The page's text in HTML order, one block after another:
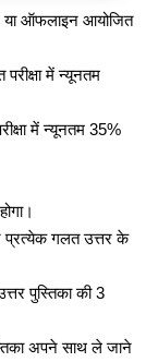
या ऑफलाइन आयोजित
में न्यूनतम
में न्यूनतम 35%
प्रत्येक गलत उत्तर के
पुस्तिका की 3
अपने साथ ले जाने